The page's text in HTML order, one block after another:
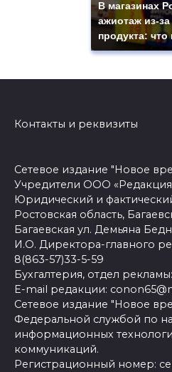
В магазинах
ажиотаж из-за
продукта: что
Контакты и реквизиты
Сетевое издание "Новое
Учредители ООО «Редакция
Юридический и
Ростовская область,
Багаевская ул. Демьяна
И.О. Директора-главного
8(863-57)33-5-59
Бухгалтерия, отдел
E-mail редакции:
Сетевое издание "Новое
Федеральной службой по
информационных
коммуникаций.
Регистрационный номер: